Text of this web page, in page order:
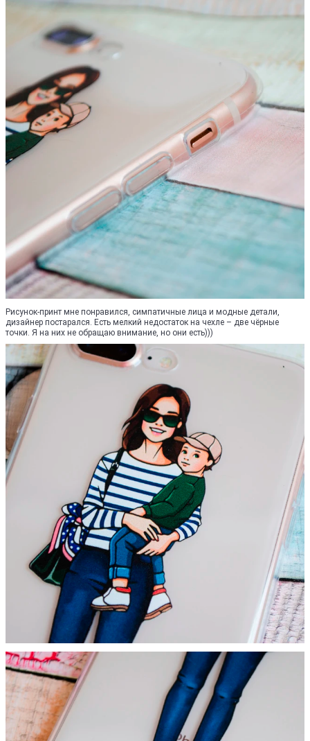
Рисунок-принт мне понравился, симпатичные лица и модные детали,
дизайнер постарался. Есть мелкий недостаток на чехле – две чёрные
точки. Я на них не обращаю внимание, но они есть)))